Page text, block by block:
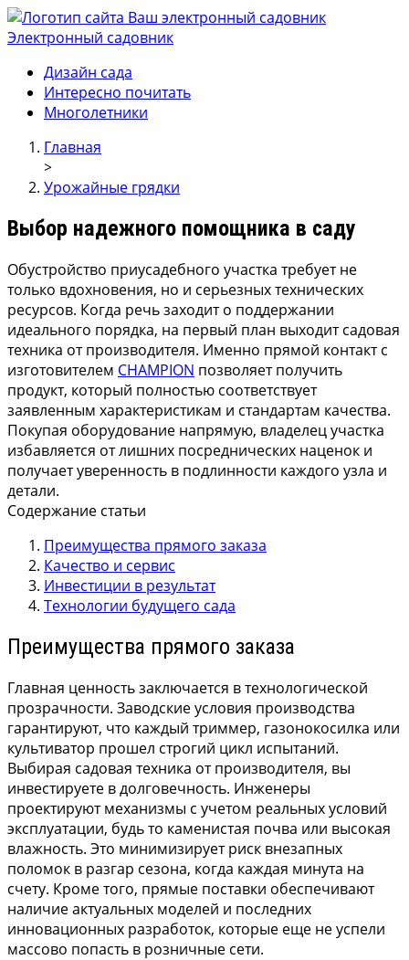
Электронный садовник
Ваш электронный садовник
Онлайн журнал для садовод и огродников.
Дизайн сада
Интересно почитать
Многолетники
Главная
>
Урожайные грядки
Выбор надежного помощника в саду
Обустройство приусадебного участка требует не
только вдохновения, но и серьезных технических
ресурсов. Когда речь заходит о поддержании
идеального порядка, на первый план выходит садовая
техника от производителя. Именно прямой контакт с
изготовителем CHAMPION позволяет получить
продукт, который полностью соответствует
заявленным характеристикам и стандартам качества.
Покупая оборудование напрямую, владелец участка
избавляется от лишних посреднических наценок и
получает уверенность в подлинности каждого узла и
детали.
Содержание статьи
Преимущества прямого заказа
Качество и сервис
Инвестиции в результат
Технологии будущего сада
Преимущества прямого заказа
Главная ценность заключается в технологической
прозрачности. Заводские условия производства
гарантируют, что каждый триммер, газонокосилка или
культиватор прошел строгий цикл испытаний.
Выбирая садовая техника от производителя, вы
инвестируете в долговечность. Инженеры
проектируют механизмы с учетом реальных условий
эксплуатации, будь то каменистая почва или высокая
влажность. Это минимизирует риск внезапных
поломок в разгар сезона, когда каждая минута на
счету. Кроме того, прямые поставки обеспечивают
наличие актуальных моделей и последних
инновационных разработок, которые еще не успели
массово попасть в розничные сети.